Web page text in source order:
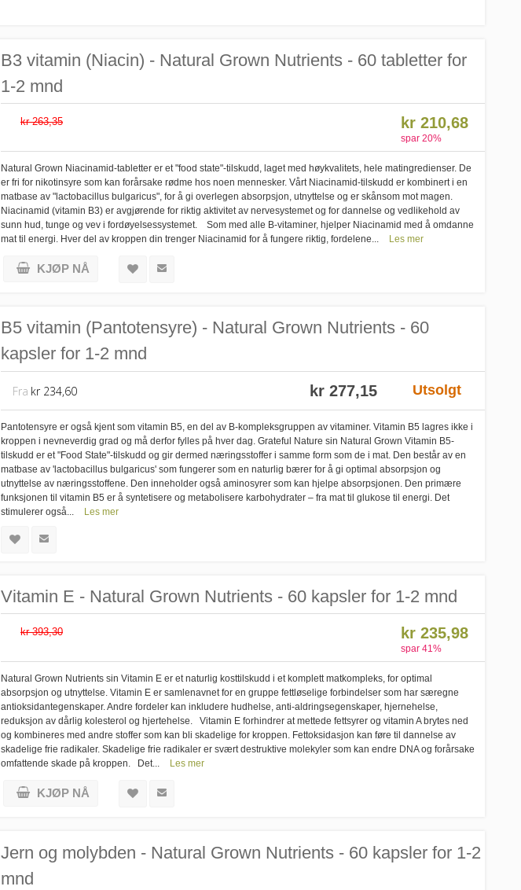
B3 vitamin (Niacin) - Natural Grown Nutrients - 60 tabletter for
1-2 mnd
kr 263,35 kr 210,68
spar 20%
Natural Grown Niacinamid-tabletter er et "food state"-tilskudd, laget med høykvalitets, hele matingredienser. De
er fri for nikotinsyre som kan forårsake rødme hos noen mennesker. Vårt Niacinamid-tilskudd er kombinert i en
matbase av "lactobacillus bulgaricus", for å gi overlegen absorpsjon, utnyttelse og er skånsom mot magen.
Niacinamid (vitamin B3) er avgjørende for riktig aktivitet av nervesystemet og for dannelse og vedlikehold av
sunn hud, tunge og vev i fordøyelsessystemet. Som med alle B-vitaminer, hjelper Niacinamid med å omdanne
mat til energi. Hver del av kroppen din trenger Niacinamid for å fungere riktig, fordelene...
Les mer
KJØP NÅ
B5 vitamin (Pantotensyre) - Natural Grown Nutrients - 60
kapsler for 1-2 mnd
Utsolgt
kr 277,15
Fra kr 234,60
Pantotensyre er også kjent som vitamin B5, en del av B-kompleksgruppen av vitaminer. Vitamin B5 lagres ikke i
kroppen i nevneverdig grad og må derfor fylles på hver dag. Grateful Nature sin Natural Grown Vitamin B5-
tilskudd er et "Food State"-tilskudd og gir dermed næringsstoffer i samme form som de i mat. Den består av en
matbase av 'lactobacillus bulgaricus' som fungerer som en naturlig bærer for å gi optimal absorpsjon og
utnyttelse av næringsstoffene. Den inneholder også aminosyrer som kan hjelpe absorpsjonen. Den primære
funksjonen til vitamin B5 er å syntetisere og metabolisere karbohydrater – fra mat til glukose til energi. Det
stimulerer også...
Les mer
Vitamin E - Natural Grown Nutrients - 60 kapsler for 1-2 mnd
kr 393,30 kr 235,98
spar 41%
Natural Grown Nutrients sin Vitamin E er et naturlig kosttilskudd i et komplett matkompleks, for optimal
absorpsjon og utnyttelse. Vitamin E er samlenavnet for en gruppe fettløselige forbindelser som har særegne
antioksidantegenskaper. Andre fordeler kan inkludere hudhelse, anti-aldringsegenskaper, hjernehelse,
reduksjon av dårlig kolesterol og hjertehelse. Vitamin E forhindrer at mettede fettsyrer og vitamin A brytes ned
og kombineres med andre stoffer som kan bli skadelige for kroppen. Fettoksidasjon kan føre til dannelse av
skadelige frie radikaler. Skadelige frie radikaler er svært destruktive molekyler som kan endre DNA og forårsake
omfattende skade på kroppen. Det...
Les mer
KJØP NÅ
Jern og molybden - Natural Grown Nutrients - 60 kapsler for 1-2
mnd